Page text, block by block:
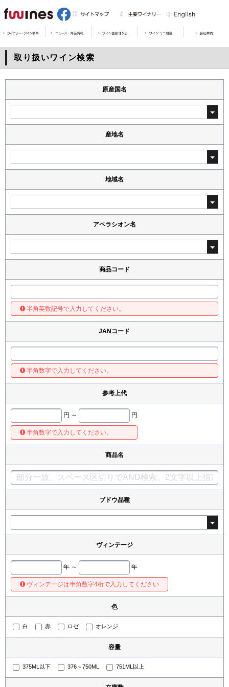
取り扱いワイン検索
原産国名
産地名
地域名
アペラシオン名
商品コード
半角英数記号で入力してください。
JANコード
半角数字で入力してください。
参考上代
円 ～ 円
半角数字で入力してください。
商品名
ブドウ品種
ヴィンテージ
年 ～ 年
ヴィンテージは半角数字4桁で入力してください
色
白 赤 ロゼ オレンジ
容量
375ML以下 376～750ML 751ML以上